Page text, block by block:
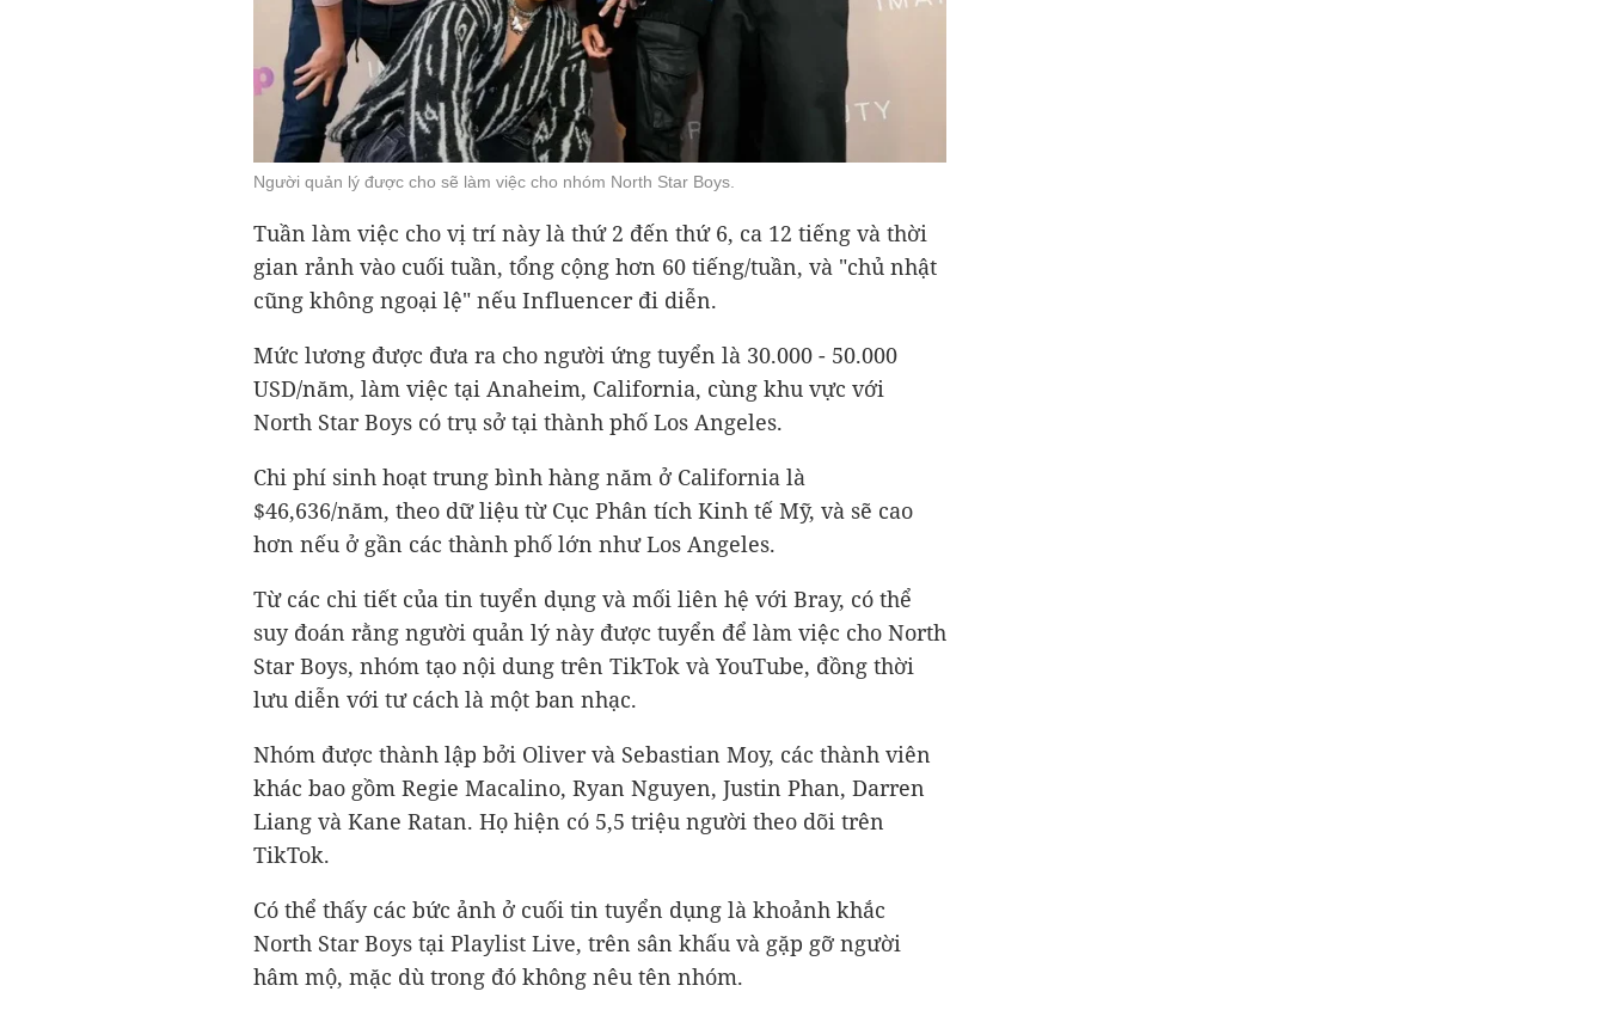
Người quản lý được cho sẽ làm việc cho nhóm North Star Boys.
Tuần làm việc cho vị trí này là thứ 2 đến thứ 6, ca 12 tiếng và thời
gian rảnh vào cuối tuần, tổng cộng hơn 60 tiếng/tuần, và "chủ nhật
cũng không ngoại lệ" nếu Influencer đi diễn.
Mức lương được đưa ra cho người ứng tuyển là 30.000 - 50.000
USD/năm, làm việc tại Anaheim, California, cùng khu vực với
North Star Boys có trụ sở tại thành phố Los Angeles.
Chi phí sinh hoạt trung bình hàng năm ở California là
$46,636/năm, theo dữ liệu từ Cục Phân tích Kinh tế Mỹ, và sẽ cao
hơn nếu ở gần các thành phố lớn như Los Angeles.
Từ các chi tiết của tin tuyển dụng và mối liên hệ với Bray, có thể
suy đoán rằng người quản lý này được tuyển để làm việc cho North
Star Boys, nhóm tạo nội dung trên TikTok và YouTube, đồng thời
lưu diễn với tư cách là một ban nhạc.
Nhóm được thành lập bởi Oliver và Sebastian Moy, các thành viên
khác bao gồm Regie Macalino, Ryan Nguyen, Justin Phan, Darren
Liang và Kane Ratan. Họ hiện có 5,5 triệu người theo dõi trên
TikTok.
Có thể thấy các bức ảnh ở cuối tin tuyển dụng là khoảnh khắc
North Star Boys tại Playlist Live, trên sân khấu và gặp gỡ người
hâm mộ, mặc dù trong đó không nêu tên nhóm.